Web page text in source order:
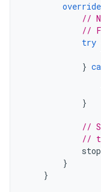
override
//
//
try
}
}
//
//
}
}